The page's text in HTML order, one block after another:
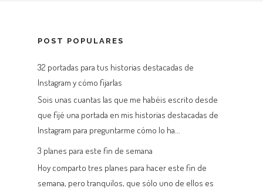
POST POPULARES
32 portadas para tus historias destacadas de
Instagram y cómo fijarlas
Sois unas cuantas las que me habéis escrito desde
que fijé una portada en mis historias destacadas de
Instagram para preguntarme cómo lo ha...
3 planes para este fin de semana
Hoy comparto tres planes para hacer este fin de
semana, pero tranquilos, que sólo uno de ellos es